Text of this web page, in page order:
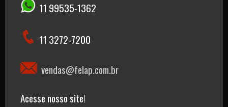
11 99535-1362
11 3272-7200
vendas@felap.com.br
Acesse nosso site!